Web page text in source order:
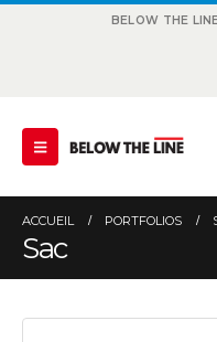
BELOW THE
ACCUEIL PORTFOLIOS
Sac